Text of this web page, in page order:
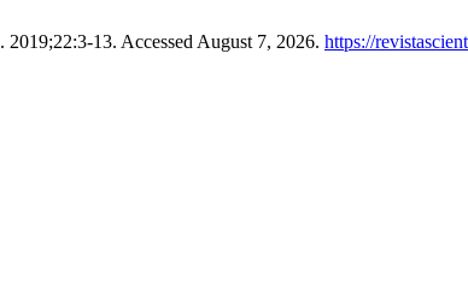
. 2019;22:3-13. Accessed August 7, 2026. https://